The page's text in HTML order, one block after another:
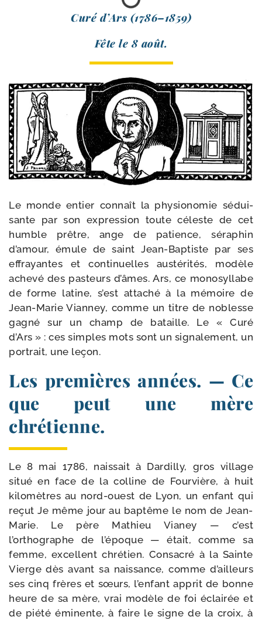
Curé d’Ars (1786–1859)
Fête le 8 août.
Le monde entier connaît la phy­sio­no­mie sédui­
sante par son expres­sion toute céleste de cet
humble prêtre, ange de patience, séra­phin
d’amour, émule de saint Jean-​Baptiste par ses
effrayantes et conti­nuelles aus­té­ri­tés, modèle
ache­vé des pas­teurs d’âmes. Ars, ce mono­syl­labe
de forme latine, s’est atta­ché à la mémoire de
Jean-​Marie Vianney, comme un titre de noblesse
gagné sur un champ de bataille. Le « Curé
d’Ars » : ces simples mots sont un signa­le­ment, un
por­trait, une leçon.
Les premières années. — Ce
que peut une mère
chrétienne.
Le 8 mai 1786, nais­sait à Dardilly, gros vil­lage
situé en face de la col­line de Fourvière, à huit
kilo­mètres au nord-​ouest de Lyon, un enfant qui
reçut Je même jour au bap­tême le nom de Jean-​
Marie. Le père Mathieu Vianey — c’est
l’orthographe de l’é­poque — était, comme sa
femme, excellent chré­tien. Consacré à la Sainte
Vierge dès avant sa nais­sance, comme d’ailleurs
ses cinq frères et sœurs, l’enfant apprit de bonne
heure de sa mère, vrai modèle de foi éclai­rée et
de pié­té émi­nente, à faire le signe de la croix, à